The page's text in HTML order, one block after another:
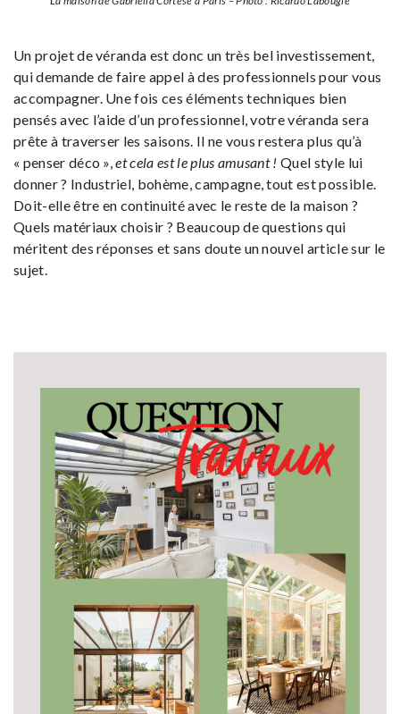
Un projet de véranda est donc un très bel investissement,
qui demande de faire appel à des professionnels pour vous
accompagner. Une fois ces éléments techniques bien
pensés avec l’aide d’un professionnel, votre véranda sera
prête à traverser les saisons. Il ne vous restera plus qu’à
« penser déco »,et cela est le plus amusant ! Quel style lui
donner ? Industriel, bohème, campagne, tout est possible.
Doit-elle être en continuité avec le reste de la maison ?
Quels matériaux choisir ? Beaucoup de questions qui
méritent des réponses et sans doute un nouvel article sur le
sujet.